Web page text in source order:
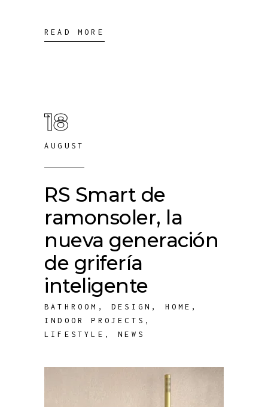
READ MORE
18
AUGUST
RS Smart de
ramonsoler, la
nueva generación
de grifería
inteligente
BATHROOM ,DESIGN , HOME ,
INDOOR PROJECTS ,
LIFESTYLE ,NEWS